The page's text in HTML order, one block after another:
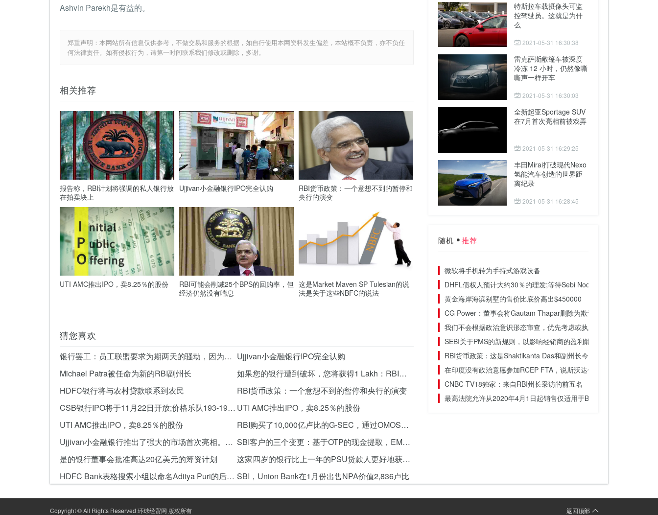
Ashvin Parekh是有益的。
郑重声明：本网站所有信息仅供参考，不做交易和服务的根据，如自行使用本网资料发生偏差，本站概不负责，亦不负任
何法律责任。如有侵权行为，请第一时间联系我们修改或删除，多谢。
相关推荐
报告称，RBI计划将强调的私人银行放
在拍卖块上
Ujjivan小金融银行IPO完全认购
RBI货币政策：一个意想不到的暂停和
央行的演变
UTI AMC推出IPO，卖8.25％的股份
RBI可能会削减25个BPS的回购率，但
经济仍然没有喘息
这是Market Maven SP Tulesian的说
法是关于这些NBFC的说法
猜您喜欢
银行罢工：员工联盟要求为期两天的骚动，因为工资加息谈判失败 Ujjivan小金融银行IPO完全认购
Michael Patra被任命为新的RBI副州长
如果您的银行遭到破坏，您将获得1 Lakh：RBI拥有的子公司
HDFC银行将与农村贷款联系到农民
RBI货币政策：一个意想不到的暂停和央行的演变
CSB银行IPO将于11月22日开放;价格乐队193-195卢比/分享 UTI AMC推出IPO，卖8.25％的股份
UTI AMC推出IPO，卖8.25％的股份
RBI购买了10,000亿卢比的G-SEC，通过OMOS销售6,825亿卢比证券
Ujjivan小金融银行推出了强大的市场首次亮相。它的父母Ujivan金融将如何定价？
SBI客户的三个变更：基于OTP的现金提取，EMV芯片借记卡和较低的利率
是的银行董事会批准高达20亿美元的筹资计划
这家四岁的银行比上一年的PSU贷款人更好地获得了更好的回报
HDFC Bank表格搜索小组以命名Aditya Puri的后继人员 SBI，Union Bank在1月份出售NPA价值2,836卢比
特斯拉车载摄像头可监
控驾驶员。这就是为什
么
2021-05-31 16:30:38
雷克萨斯敞篷车被深度
冷冻 12 小时，仍然像嘶
嘶声一样开车
2021-05-31 16:30:03
全新起亚Sportage SUV
在7月首次亮相前被戏弄
2021-05-31 16:29:25
丰田Mirai打破现代Nexo
氢能汽车创造的世界距
离纪录
2021-05-31 16:28:45
随机 推荐
微软将手机转为手持式游戏设备
DHFL债权人预计大约30％的理发;等待Sebi Nod让共同基金参加决议
黄金海岸海滨别墅的售价比底价高出$450000
CG Power：董事会将Gautam Thapar删除为欺诈指控主席
我们不会根据政治意识形态审查，优先考虑或执行政策：推特
SEBI关于PMS的新规则，以影响经销商的盈利能力和收入，比如专家
RBI货币政策：这是Shaktikanta Das和副州长今天所说的
在印度没有政治意愿参加RCEP FTA，说斯沃达什·拉兰·曼彻
CNBC-TV18独家：来自RBI州长采访的前五名
最高法院允许从2020年4月1日起销售仅适用于BS-VI的车辆
Copyright © All Rights Reserved 环球经贸网 版权所有 返回顶部